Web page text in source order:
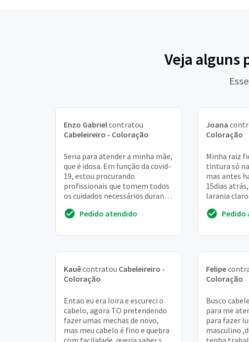
Veja alguns
Enzo Gabrielcontratou
Cabeleireiro - Coloração
Seria para atender a minha mãe,
que é idosa. Em função da covid-
19, estou procurando
profissionais que tomem todos
os cuidados necessários durante
Pedido atendido
Joana
Coloração
Minha raiz
tintura só
mas antes
15dias
laranja
12... Pedido
Kauêcontratou Cabeleireiro -
Coloração
Entao eu era loira e escureci o
cabelo, agora TO pretendendo
fazer umas mechas de novo,
mas meu cabelo é fino e quebra
Felipe
Coloração
Busco
para me
para fazer
masculino